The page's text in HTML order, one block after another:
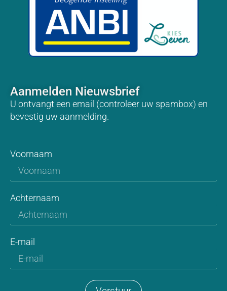
Aanmelden Nieuwsbrief
U ontvangt een email (controleer uw spambox) en
bevestig uw aanmelding.
Voornaam
Achternaam
E-mail